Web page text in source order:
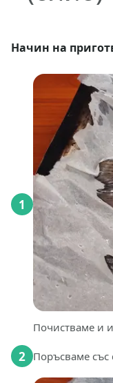
Начин на
1
Почистваме и
2 Поръсваме със